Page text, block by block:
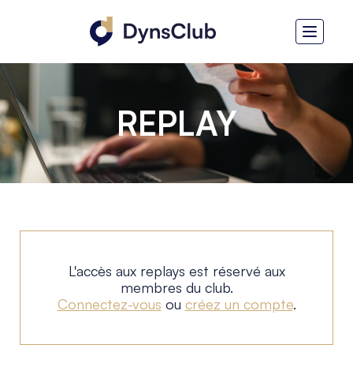
REPLAY
L'accès aux replays est réservé aux
membres du club.
Connectez-vous ou créez un compte.